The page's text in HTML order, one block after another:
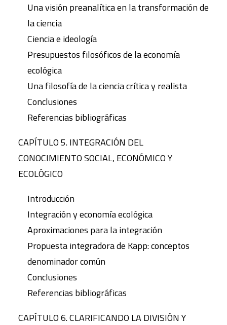
Una visión preanalítica en la transformación de
la ciencia
Ciencia e ideología
Presupuestos filosóficos de la economía
ecológica
Una filosofía de la ciencia crítica y realista
Conclusiones
Referencias bibliográficas
CAPÍTULO 5. INTEGRACIÓN DEL
CONOCIMIENTO SOCIAL, ECONÓMICO Y
ECOLÓGICO
Introducción
Integración y economía ecológica
Aproximaciones para la integración
Propuesta integradora de Kapp: conceptos
denominador común
Conclusiones
Referencias bibliográficas
CAPÍTULO 6. CLARIFICANDO LA DIVISIÓN Y